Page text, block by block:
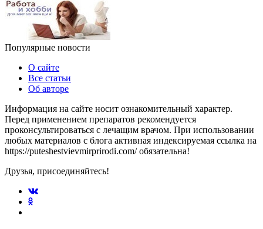
Популярные новости
О сайте
Все статьи
Об авторе
Информация на сайте носит ознакомительный характер.
Перед применением препаратов рекомендуется
проконсультироваться с лечащим врачом. При использовании
любых материалов с блога активная индексируемая ссылка на
https://puteshestvievmirprirodi.com/ обязательна!
Друзья, присоединяйтесь!